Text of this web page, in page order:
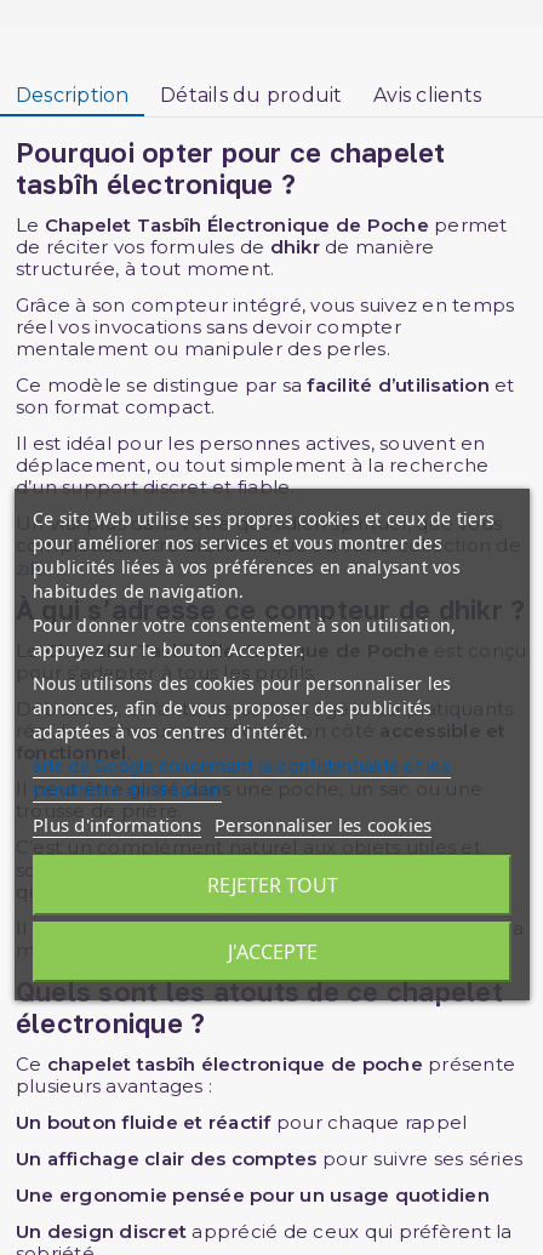
Description Détails du produit Avis clients
Pourquoi opter pour ce chapelet
tasbîh électronique ?
Le Chapelet Tasbîh Électronique de Poche permet
de réciter vos formules de dhikrde manière
structurée, à tout moment.
Grâce à son compteur intégré, vous suivez en temps
réel vos invocations sans devoir compter
mentalement ou manipuler des perles.
Ce modèle se distingue par safacilité d’utilisation et
son format compact.
Il est idéal pour les personnes actives, souvent en
déplacement, ou tout simplement à la recherche
d’un support discret et fiable.
Un vrai plus dans votre quotidien spirituel, que vous
complétiez votre bibliothèque ou votre collection de
zikr.
À qui s’adresse ce compteur de dhikr ?
LeChapelet Tasbîh Électronique de Poche
pour s’adapter à tous les profils.
Débutants, enfants, personnes âgées ou pratiquants
réguliers, chacun appréciera son côté
Il peut être glissé dans une poche, un sac ou une
quotidien musulman.
Il convient aussi bien à la maison qu’en voyage ou à la
Quels sont les atouts de ce chapelet
électronique ?
Ce chapelet tasbîh électronique de poche présente
plusieurs avantages :
Un bouton fluide et réactifpour chaque rappel
Un affichage clair des comptes pour suivre ses séries
Une ergonomie pensée pour un usage quotidien
Un design discret apprécié de ceux qui préfèrent la
Ce site Web utilise ses propres cookies et ceux de tiers
pour améliorer nos services et vous montrer des
publicités liées à vos préférences en analysant vos
habitudes de navigation.
Pour donner votre consentement à son utilisation,
appuyez sur le bouton Accepter.
Nous utilisons des cookies pour personnaliser les
annonces, afin de vous proposer des publicités
adaptées à vos centres d'intérêt.
site de Google concernant la confidentialité et les
conditions d'utilisation
Plus d'informations Personnaliser les cookies
REJETER TOUT
J'ACCEPTE